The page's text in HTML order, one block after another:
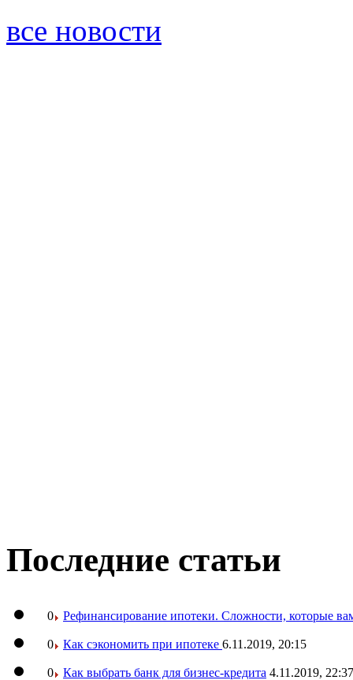
все новости
Последние статьи
0 Рефинансирование ипотеки. Сложности, которые
0 Как сэкономить при ипотеке 6.11.2019, 20:15
0 Как выбрать банк для бизнес-кредита 4.11.2019, 22:37